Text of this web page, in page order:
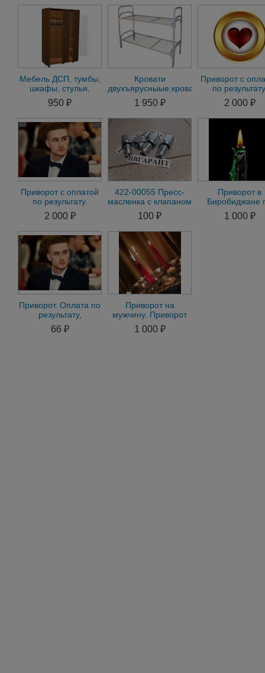
Мебель ДСП, тумбы,
шкафы, стулья,
столы с доставкой по
всей Россиии.
950 ₽
Кровати
двухъярусныые,кровати
металличееские с
доставкой по РФ
1 950 ₽
Приворот с
по
Приворот
м
2 000 ₽
Приворот с оплатой
по результату.
Гадание.16 снятие
негатива
2 000 ₽
422-00055 Пресс-
масленка с клапаном
Doosan DX 422-
00055, 42200055
100 ₽
Приворот в
Биробиджане
Фото на
Приворот на
1 000 ₽
Приворот. Оплата по
результату,
Магическая помощь
в делах и бизнесе д
66 ₽
Приворот на
мужчину. Приворот
на женщину. Все
виды магической
1 000 ₽